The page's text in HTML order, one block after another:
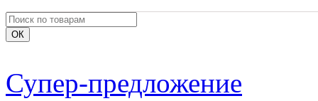
Супер-предложение